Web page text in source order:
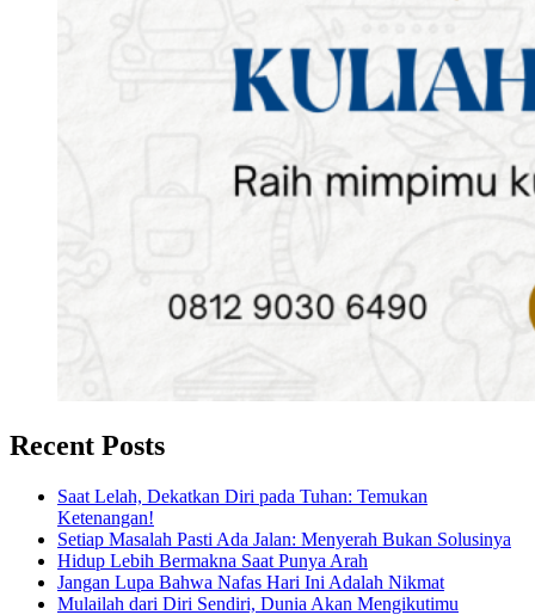
Recent Posts
Saat Lelah, Dekatkan Diri pada Tuhan: Temukan
Ketenangan!
Setiap Masalah Pasti Ada Jalan: Menyerah Bukan Solusinya
Hidup Lebih Bermakna Saat Punya Arah
Jangan Lupa Bahwa Nafas Hari Ini Adalah Nikmat
Mulailah dari Diri Sendiri, Dunia Akan Mengikutimu